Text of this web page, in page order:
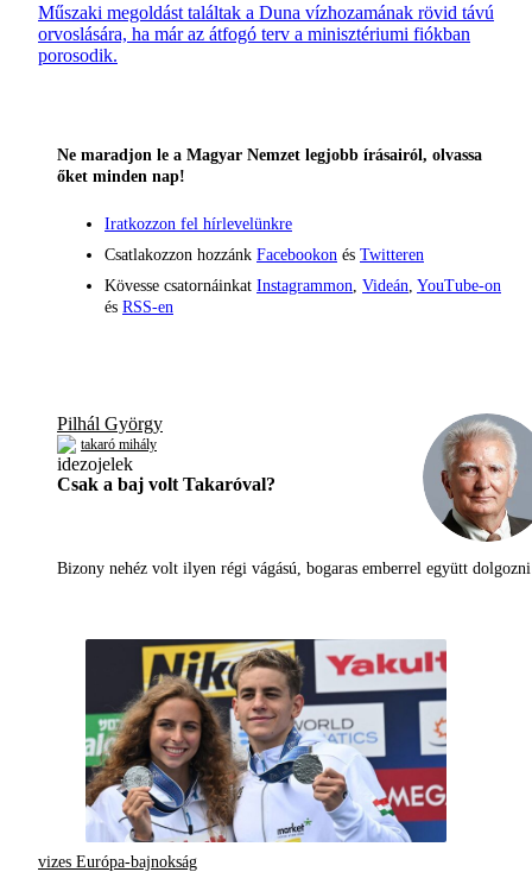
Műszaki megoldást találtak a Duna vízhozamának rövid távú
orvoslására, ha már az átfogó terv a minisztériumi fiókban
porosodik.
Ne maradjon le a Magyar Nemzet legjobb írásairól, olvassa
őket minden nap!
Iratkozzon fel hírlevelünkre
Csatlakozzon hozzánk Facebookon és Twitteren
Kövesse csatornáinkat Instagrammon Videán YouTube-on
és RSS-en
Pilhál György
takaró mihály
Csak a baj volt Takaróval?
Bizony nehéz volt ilyen régi vágású, bogaras emberrel együtt
vizes Európa-bajnokság